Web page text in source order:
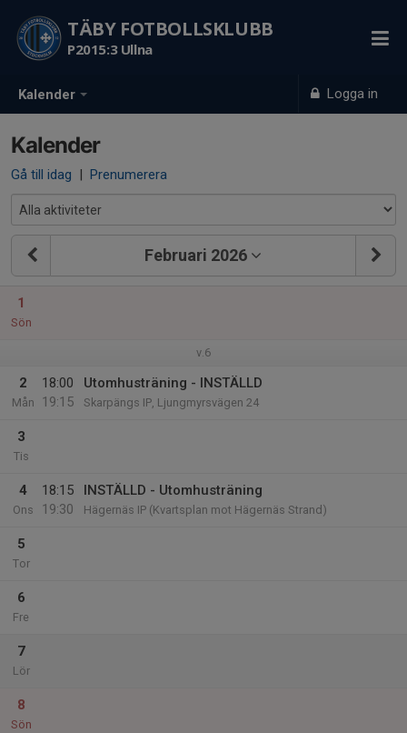
Kalender Logga in
TÄBY FOTBOLLSKLUBB
P2015:3 Ullna
Kalender
Gå till idag | Prenumerera
Februari 2026
1
Sön
v.6
2
Mån
18:00
19:15
Utomhusträning - INSTÄLLD
Skarpängs IP, Ljungmyrsvägen 24
3
Tis
4
Ons
18:15
19:30
INSTÄLLD - Utomhusträning
Hägernäs IP (Kvartsplan mot Hägernäs Strand)
5
Tor
6
Fre
7
Lör
8
Sön